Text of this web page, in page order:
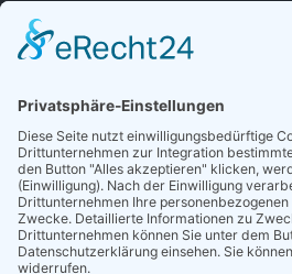
Sieben gute Gründe
für Ihre Mitgliedschaft
NEWSLETTER
Neuigkeiten rund um die Geriatrie und die
Postfach.